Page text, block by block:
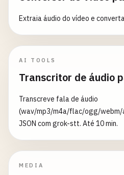
Extraia áudio do vídeo e
AI TOOLS
Transcritor de áudio
Transcreve fala de áudio
(wav/mp3/m4a/flac/ogg/webm/
JSON com grok-stt. Até 10 min.
MEDIA